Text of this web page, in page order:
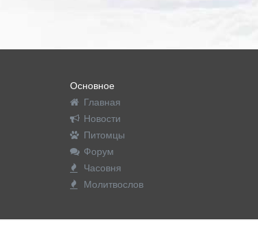
Основное
Главная
Новости
Питомцы
Форум
Часовня
Молитвослов